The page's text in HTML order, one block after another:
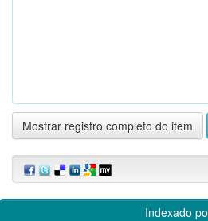
Mostrar registro completo do item
Indexado